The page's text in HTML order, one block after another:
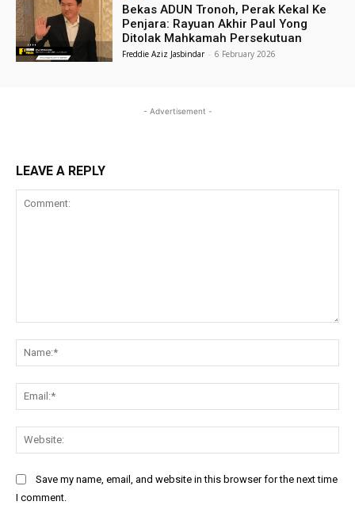
Bekas ADUN Tronoh, Perak Kekal Ke
Penjara: Rayuan Akhir Paul Yong
Ditolak Mahkamah Persekutuan
Freddie Aziz Jasbindar - 6 February 2026
- Advertisement -
LEAVE A REPLY
Save my name, email, and website in this browser for the next time
I comment.